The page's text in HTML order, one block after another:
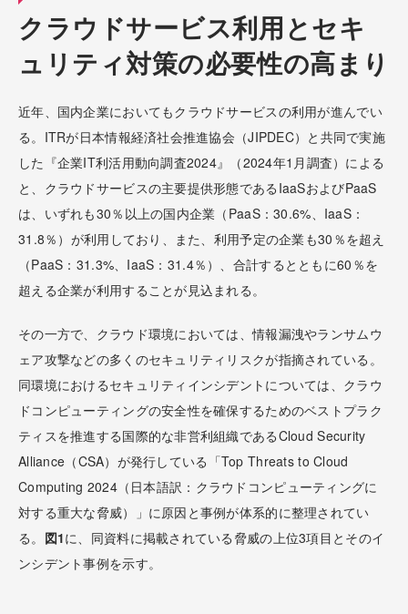
クラウドサービス利用とセキ
ュリティ対策の必要性の高まり
近年、国内企業においてもクラウドサービスの利用が進んでい
る。ITRが日本情報経済社会推進協会（JIPDEC）と共同で実施
した『企業IT利活用動向調査2024』（2024年1月調査）による
と、クラウドサービスの主要提供形態であるIaaSおよびPaaS
は、いずれも30％以上の国内企業（PaaS：30.6%、IaaS：
31.8％）が利用しており、また、利用予定の企業も30％を超え
（PaaS：31.3%、IaaS：31.4％）、合計するとともに60％を
超える企業が利用することが見込まれる。
その一方で、クラウド環境においては、情報漏洩やランサムウ
ェア攻撃などの多くのセキュリティリスクが指摘されている。
同環境におけるセキュリティインシデントについては、クラウ
ドコンピューティングの安全性を確保するためのベストプラク
ティスを推進する国際的な非営利組織であるCloud Security
Alliance（CSA）が発行している「Top Threats to Cloud
Computing 2024（日本語訳：クラウドコンピューティングに
対する重大な脅威）」に原因と事例が体系的に整理されてい
る。 図1に、同資料に掲載されている脅威の上位3項目とそのイ
ンシデント事例を示す。